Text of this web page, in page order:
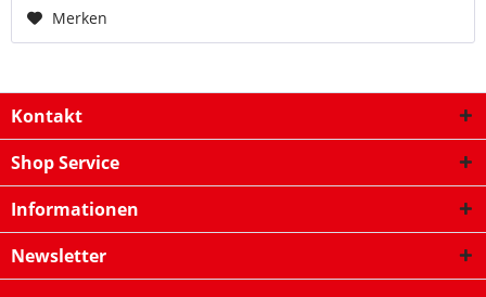
Merken
Kontakt
Shop Service
Informationen
Newsletter